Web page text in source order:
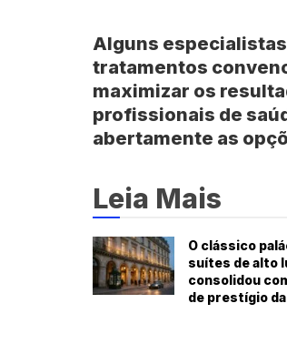
Alguns
tratamentos
maximizar os
profissionais de
abertamente as
Leia Mais
O clássico
suítes de alto
consolidou
de prestígio